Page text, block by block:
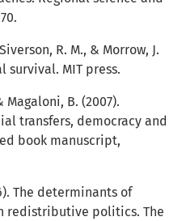
R. M., & Morrow, J.
survival. MIT press.
Magaloni, B. (2007).
transfers, democracy and
book manuscript,
The determinants of
redistributive politics. The